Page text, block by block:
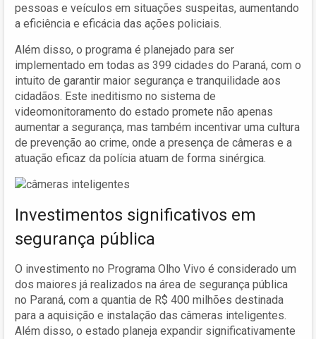
pessoas e veículos em situações suspeitas, aumentando
a eficiência e eficácia das ações policiais.
Além disso, o programa é planejado para ser
implementado em todas as 399 cidades do Paraná, com o
intuito de garantir maior segurança e tranquilidade aos
cidadãos. Este ineditismo no sistema de
videomonitoramento do estado promete não apenas
aumentar a segurança, mas também incentivar uma cultura
de prevenção ao crime, onde a presença de câmeras e a
atuação eficaz da polícia atuam de forma sinérgica.
Investimentos significativos em
segurança pública
O investimento no Programa Olho Vivo é considerado um
dos maiores já realizados na área de segurança pública
no Paraná, com a quantia de R$ 400 milhões destinada
para a aquisição e instalação das câmeras inteligentes.
Além disso, o estado planeja expandir significativamente